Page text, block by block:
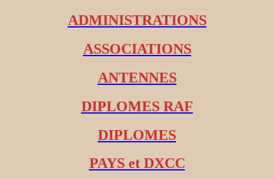
ADMINISTRATIONS
ASSOCIATIONS
ANTENNES
DIPLOMES RAF
DIPLOMES
PAYS et DXCC